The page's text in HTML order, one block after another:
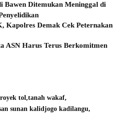
Bawen Ditemukan Meninggal di
Kapolres Demak Cek Peternakan
ASN Harus Terus Berkomitmen
tol tanah wakaf
sunan kalidjogo kadilangu